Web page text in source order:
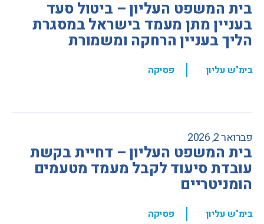
בית המשפט העליון – ביטול סעד
בעניין מתן מעמד בישראל במסגרת
הליך בעניין הרחקה ומשמורת
בימ"ש עליון , פסיקה
פברואר 2, 2026
בית המשפט העליון – דחיית בקשת
עובדת סיעוד לקבל מעמד מטעמים
הומניטריים
בימ"ש עליון , פסיקה